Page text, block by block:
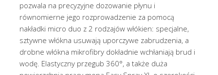
pozwala na precyzyjne dozowanie płynu i
równomierne jego rozprowadzenie za pomocą
nakładki micro duo z 2 rodzajów włókien: specjalne,
sztywne włókna usuwają uporczywe zabrudzenia, a
drobne włókna mikrofibry dokładnie wchłaniają brud i
wodę. Elastyczny przegub 360°, a także duża